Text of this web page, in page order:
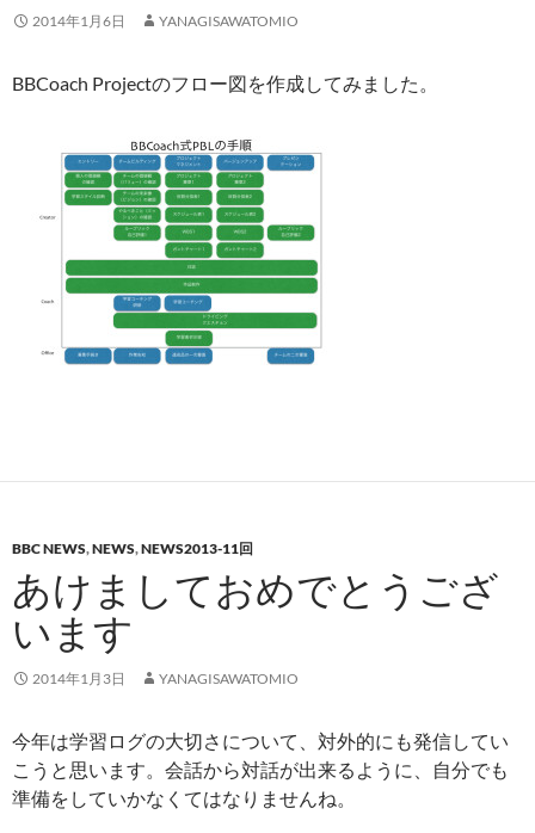
2014年1月6日 YANAGISAWATOMIO
BBCoach Projectのフロー図を作成してみました。
BBC NEWS,NEWS,NEWS2013-11回
あけましておめでとうござ
います
2014年1月3日 YANAGISAWATOMIO
今年は学習ログの大切さについて、対外的にも発信してい
こうと思います。会話から対話が出来るように、自分でも
準備をしていかなくてはなりませんね。